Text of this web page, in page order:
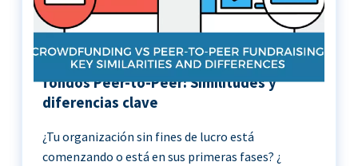
Crowdfunding vs Recaudación de
fondos Peer-to-Peer: Similitudes y
diferencias clave
¿Tu organización sin fines de lucro está
comenzando o está en sus primeras fases? ¿